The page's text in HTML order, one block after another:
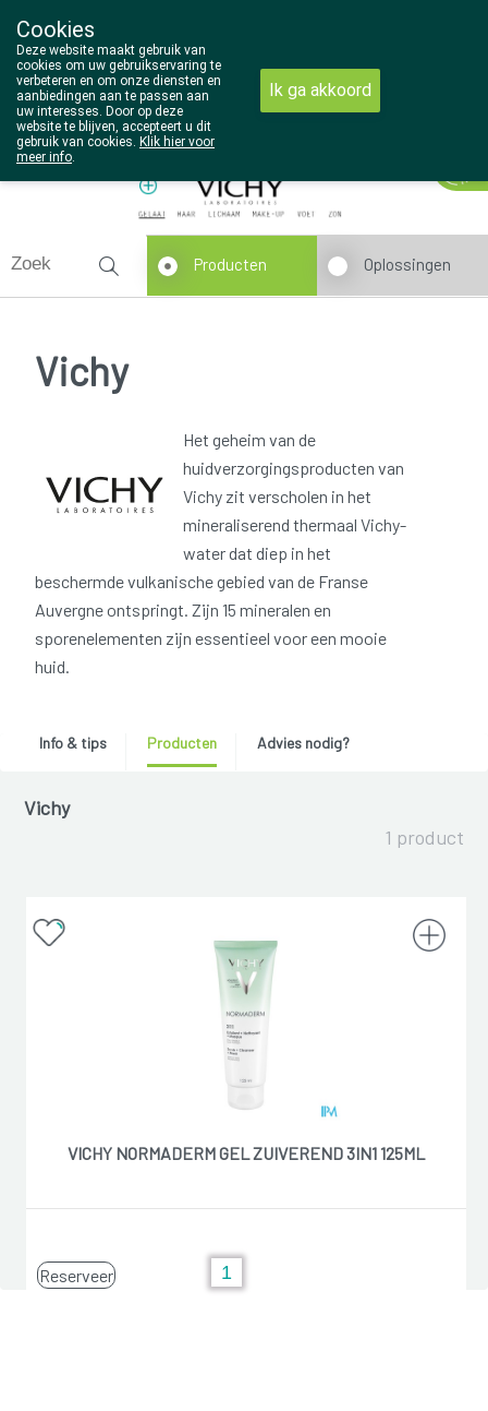
014/810298
Vandaag gesloten
Producten Oplossingen
Vichy
Het geheim van de
huidverzorgingsproducten van
Vichy zit verscholen in het
mineraliserend thermaal Vichy-
water dat diep in het
beschermde vulkanische gebied van de Franse
Auvergne ontspringt. Zijn 15 mineralen en
sporenelementen zijn essentieel voor een mooie
huid.
Info & tips Producten Advies nodig?
Vichy
1 product
VICHY NORMADERM GEL ZUIVEREND 3IN1 125ML
Reserveer
Cookies
Deze website maakt gebruik van
cookies om uw gebruikservaring te
verbeteren en om onze diensten en
aanbiedingen aan te passen aan
uw interesses. Door op deze
website te blijven, accepteert u dit
gebruik van cookies. Klik hier voor
meer info.
Ik ga akkoord